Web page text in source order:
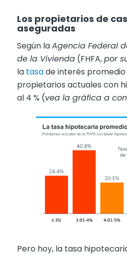
Los propietarios de
aseguradas
Según laAgencia Federal
de la Vivienda(FHFA,por
la tasade interés promedio
propietarios actuales con
al 4 % (vea la gráfica a
Pero hoy, la tasa